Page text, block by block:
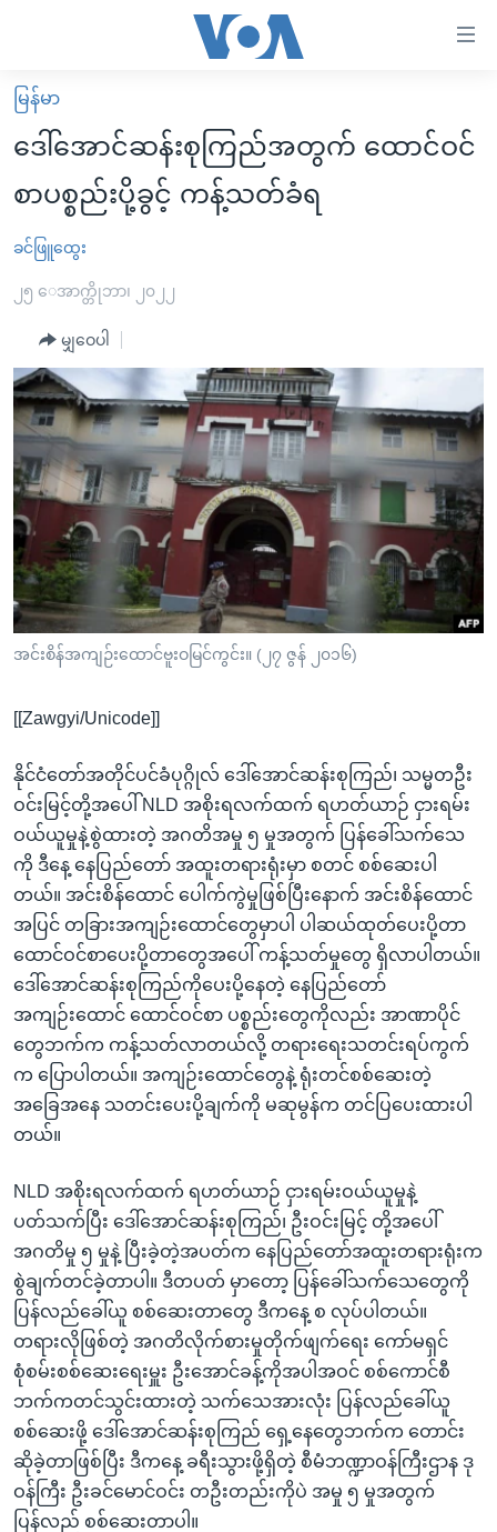
လွယ်ကူ
စေ
များ
ပင်မ
ကျော်
ကြည့်
ပင်မ
အ
ညွန်း
စာမျက်နှာ
သို့
ကျော်
ကြည့်
ရှာဖွေ
နေရာ
သို့
ကျော်
ရန်
မူလစာမျက်နှာ
မြန်မာ
ကမ္ဘာ့သတင်းများ
နိုင်ငံတကာ
အစ္စရေး-ပါလက်စတိုင်း
ဗွီဒီယို
အင်္ဂလိပ်စာလေ့လာမယ်
အမေရိကန်သုံးအီဒီယံ
မကြေးမုံရဲ့ အင်္ဂလိပ်စာ
ရုပ်ရှင်ထဲက အင်္ဂလိပ်စာ
သုတပဒေသာ အင်္ဂလိပ်စာ
အပတ်စဉ်ကဏ္ဍများ
ရေဒီယို
တီဗွီ
ရေဒီယိုနှင့်ရုပ်သံ အချက်အလက်များ
ရေဒီယို/တီဗွီအစီအစဉ်
Learning English
ဗွီအိုအေ လူမှုကွန်ယက်များ
မြန်မာ
ဒေါ်အောင်ဆန်းစုကြည်အတွက် ထောင်ဝင်
စာပစ္စည်းပို့ခွင့် ကန့်သတ်ခံရ
ခင်ဖြူထွေး
၂၅ ေအာက္တိုဘာ၊ ၂၀၂၂
မျှဝေပါ
အင်းစိန်အကျဉ်းထောင်ဗူးဝမြင်ကွင်း။ (၂၇ ဇွန် ၂၀၁၆)
[[Zawgyi/Unicode]]
နိုင်ငံတော်အတိုင်ပင်ခံပုဂ္ဂိုလ် ဒေါ်အောင်ဆန်းစုကြည်၊ သမ္မတဦး
ဝင်းမြင့်တို့အပေါ် NLD အစိုးရလက်ထက် ရဟတ်ယာဉ် ငှားရမ်း
ဝယ်ယူမှုနဲ့စွဲထားတဲ့ အဂတိအမှု ၅ မှုအတွက် ပြန်ခေါ်သက်သေ
ကို ဒီနေ့ နေပြည်တော် အထူးတရားရုံးမှာ စတင် စစ်ဆေးပါ
တယ်။ အင်းစိန်ထောင် ပေါက်ကွဲမှုဖြစ်ပြီးနောက် အင်းစိန်ထောင်
အပြင် တခြားအကျဉ်းထောင်တွေမှာပါ ပါဆယ်ထုတ်ပေးပို့တာ
ထောင်ဝင်စာပေးပို့တာတွေအပေါ် ကန့်သတ်မှုတွေ ရှိလာပါတယ်။
ဒေါ်အောင်ဆန်းစုကြည်ကိုပေးပို့နေတဲ့ နေပြည်တော်
အကျဉ်းထောင် ထောင်ဝင်စာ ပစ္စည်းတွေကိုလည်း အာဏာပိုင်
တွေဘက်က ကန့်သတ်လာတယ်လို့ တရားရေးသတင်းရပ်ကွက်
က ပြောပါတယ်။ အကျဉ်းထောင်တွေနဲ့ ရုံးတင်စစ်ဆေးတဲ့
အခြေအနေ သတင်းပေးပို့ချက်ကို မဆုမွန်က တင်ပြပေးထားပါ
တယ်။
NLD အစိုးရလက်ထက် ရဟတ်ယာဉ် ငှားရမ်းဝယ်ယူမှုနဲ့
ပတ်သက်ပြီး ဒေါ်အောင်ဆန်းစုကြည်၊ ဦးဝင်းမြင့် တို့အပေါ်
အဂတိမှု ၅ မှုနဲ့ ပြီးခဲ့တဲ့အပတ်က နေပြည်တော်အထူးတရားရုံးက
စွဲချက်တင်ခဲ့တာပါ။ ဒီတပတ် မှာတော့ ပြန်ခေါ်သက်သေတွေကို
ပြန်လည်ခေါ်ယူ စစ်ဆေးတာတွေ ဒီကနေ့ စ လုပ်ပါတယ်။
တရားလိုဖြစ်တဲ့ အဂတိလိုက်စားမှုတိုက်ဖျက်ရေး ကော်မရှင်
စုံစမ်းစစ်ဆေးရေးမှူး ဦးအောင်ခန့်ကိုအပါအဝင် စစ်ကောင်စီ
ဘက်ကတင်သွင်းထားတဲ့ သက်သေအားလုံး ပြန်လည်ခေါ်ယူ
စစ်ဆေးဖို့ ဒေါ်အောင်ဆန်းစုကြည် ရှေ့နေတွေဘက်က တောင်း
ဆိုခဲ့တာဖြစ်ပြီး ဒီကနေ့ ခရီးသွားဖို့ရှိတဲ့ စီမံဘဏ္ဍာဝန်ကြီးဌာန ဒု
ဝန်ကြီး ဦးခင်မောင်ဝင်း တဦးတည်းကိုပဲ အမှု ၅ မှုအတွက်
ပြန်လည် စစ်ဆေးတာပါ။